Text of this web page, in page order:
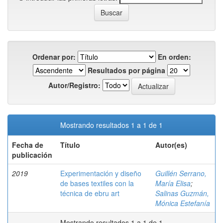
Ordenar por:
En orden:
Resultados por página
Autor/Registro:
Mostrando resultados 1 a 1 de 1
Fecha de
publicación
Título Autor(es)
2019
Experimentación y diseño
de bases textiles con la
técnica de ebru art
Guillén Serrano,
María Elisa;
Salinas Guzmán,
Mónica Estefanía